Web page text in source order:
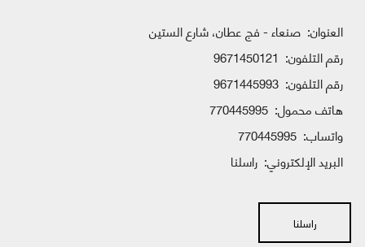
العنوان: صنعاء - فج عطان، شارع الستين
رقم التلفون: 9671450121
رقم التلفون: 9671445993
هاتف محمول: 770445995
واتساب:
البريد الإلكتروني: راسلنا
راسلنا